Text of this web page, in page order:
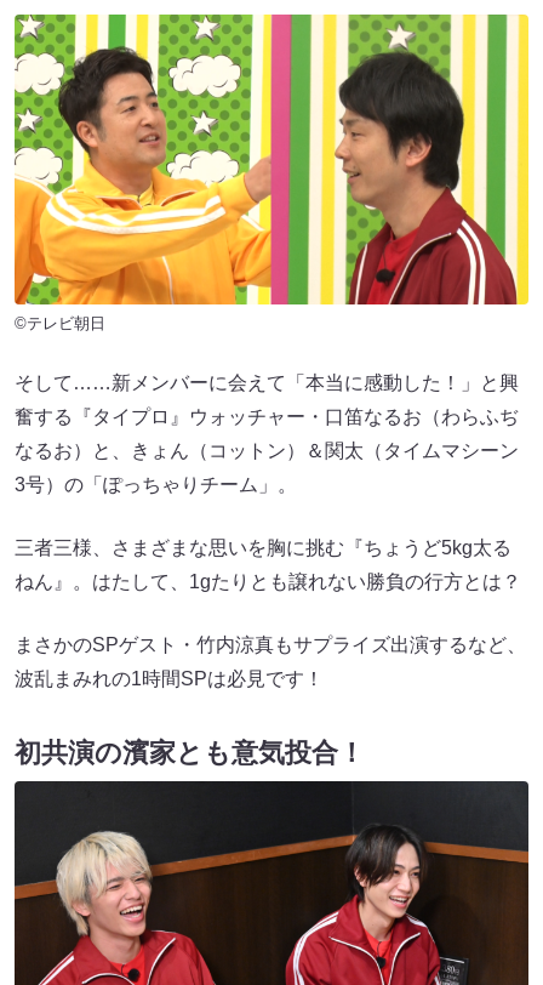
©テレビ朝日
そして……新メンバーに会えて「本当に感動した！」と興
奮する『タイプロ』ウォッチャー・口笛なるお（わらふぢ
なるお）と、きょん（コットン）＆関太（タイムマシーン
3号）の「ぽっちゃりチーム」。
三者三様、さまざまな思いを胸に挑む『ちょうど5kg太る
ねん』。はたして、1gたりとも譲れない勝負の行方とは？
まさかのSPゲスト・竹内涼真もサプライズ出演するなど、
波乱まみれの1時間SPは必見です！
初共演の濱家とも意気投合！